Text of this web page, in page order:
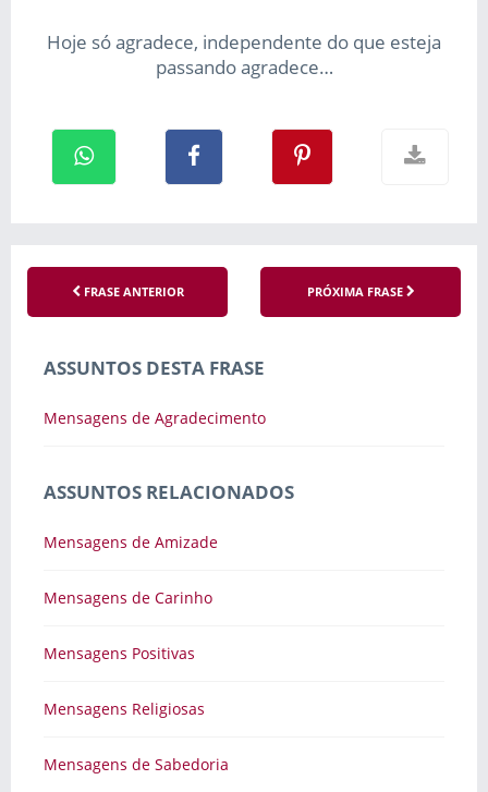
Hoje só agradece, independente do que esteja
passando agradece…
FRASE ANTERIOR PRÓXIMA FRASE
ASSUNTOS DESTA FRASE
Mensagens de Agradecimento
ASSUNTOS RELACIONADOS
Mensagens de Amizade
Mensagens de Carinho
Mensagens Positivas
Mensagens Religiosas
Mensagens de Sabedoria